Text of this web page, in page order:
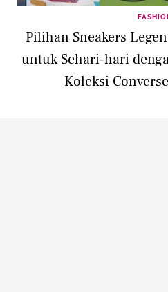
Pilihan Sneakers
untuk Sehari-hari
Koleksi